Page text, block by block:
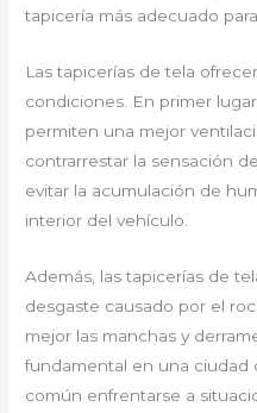
tapicería más adecuado
Las tapicerías de tela
condiciones. En primer
permiten una mejor
contrarrestar la sensación
evitar la acumulación de
interior del vehículo.
Además, las tapicerías de
desgaste causado por el
mejor las manchas y
fundamental en una ciudad
común enfrentarse a